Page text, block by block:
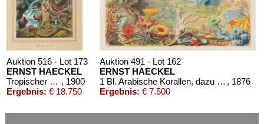
Auktion 516 - Lot 173
ERNST HAECKEL
Tropischer Urwald auf Java. Original-Aquarell, signiert und datiert , 1900
Ergebnis: € 18.750
Auktion 491 - Lot 162
ERNST HAECKEL
1 Bl. Arabische Korallen, dazu 1 Bl. kl. Plan von Neapel , 1876
Ergebnis: € 7.500